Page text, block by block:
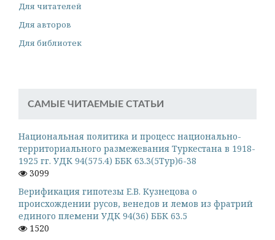
Для читателей
Для авторов
Для библиотек
САМЫЕ ЧИТАЕМЫЕ СТАТЬИ
Национальная политика и процесс национально-
территориального размежевания Туркестана в 1918-
1925 гг. УДК 94(575.4) ББК 63.3(5Тур)6-38
3099
Верификация гипотезы Е.В. Кузнецова о
происхождении русов, венедов и лемов из фратрий
единого племени УДК 94(36) ББК 63.5
1520